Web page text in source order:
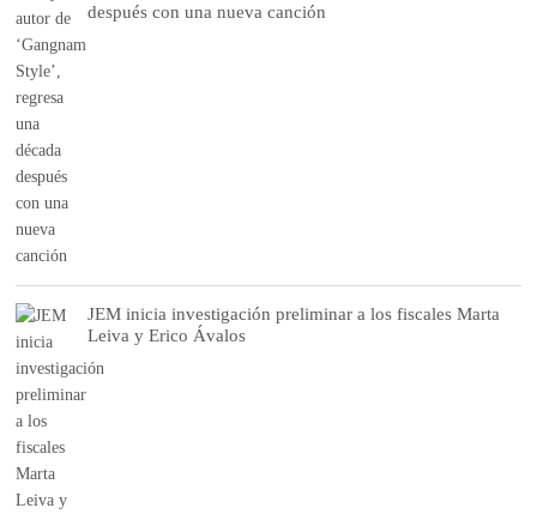
después con una nueva canción
JEM inicia investigación preliminar a los fiscales Marta
Leiva y Erico Ávalos